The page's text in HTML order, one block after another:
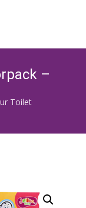
–
Toilet